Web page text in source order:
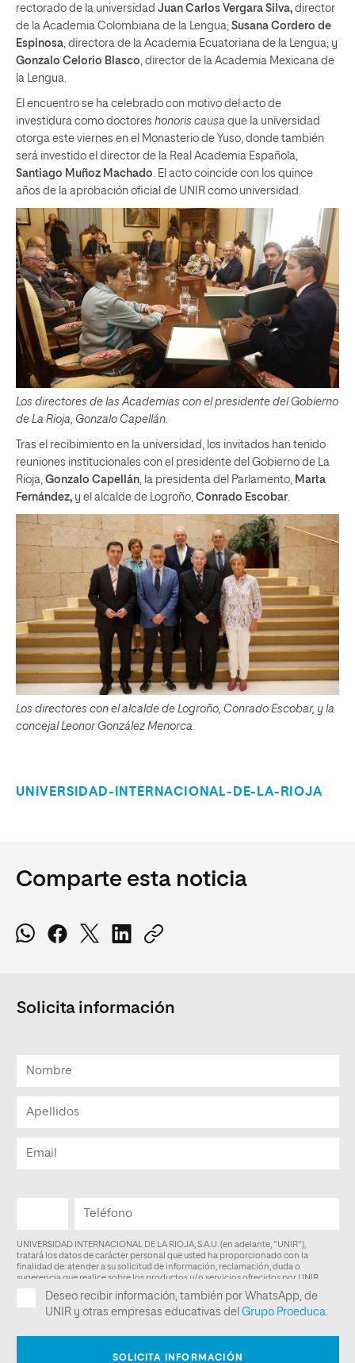
rectorado de la universidad Juan Carlos Vergara Silva, director
de la Academia Colombiana de la Lengua; Susana Cordero de
Espinosa , directora de la Academia Ecuatoriana de la Lengua; y
Gonzalo Celorio Blasco , director de la Academia Mexicana de
la Lengua.
El encuentro se ha celebrado con motivo del acto de
investidura como doctores honoris causa que la universidad
otorga este viernes en el Monasterio de Yuso, donde también
será investido el director de la Real Academia Española,
Santiago Muñoz Machado . El acto coincide con los quince
años de la aprobación oficial de UNIR como universidad.
Los directores de las Academias con el presidente del Gobierno
de La Rioja, Gonzalo Capellán.
Tras el recibimiento en la universidad, los invitados han tenido
reuniones institucionales con el presidente del Gobierno de La
Rioja, Gonzalo Capellán, la presidenta del Parlamento, Marta
Fernández, y el alcalde de Logroño, Conrado Escobar.
Los directores con el alcalde de Logroño, Conrado Escobar, y la
concejal Leonor González Menorca.
UNIVERSIDAD-INTERNACIONAL-DE-LA-RIOJA
Comparte esta noticia
Solicita información